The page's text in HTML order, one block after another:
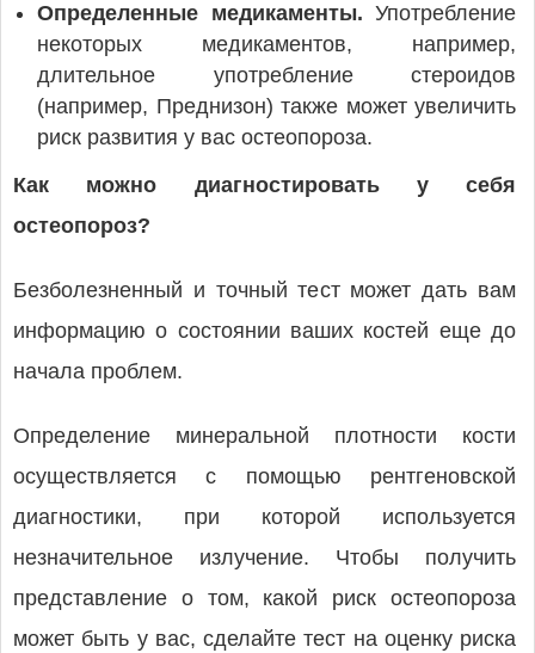
Определенные медикаменты. Употребление
некоторых медикаментов, например,
длительное употребление стероидов
(например, Преднизон) также может увеличить
риск развития у вас остеопороза.
Как можно диагностировать у себя
остеопороз?
Безболезненный и точный тест может дать вам
информацию о состоянии ваших костей еще до
начала проблем.
Определение минеральной плотности кости
осуществляется с помощью рентгеновской
диагностики, при которой используется
незначительное излучение. Чтобы получить
представление о том, какой риск остеопороза
может быть у вас, сделайте тест на оценку риска